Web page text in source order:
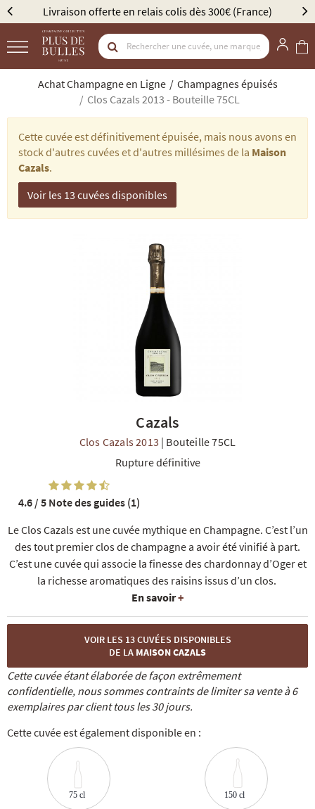
NOS COFFRETS DÉCOUVERTES NOS MEILLEURES VENTES
Élu Meilleur Caviste Champagne par Gault &
Achat Champagne en Ligne
Champagnes épuisés
Clos Cazals 2013 - Bouteille 75CL
Cette cuvée est définitivement épuisée, mais nous avons en
stock d'autres cuvées et d'autres millésimes de la Maison
Cazals.
Voir les 13 cuvées disponibles
Cazals
Clos Cazals 2013 | Bouteille 75CL
Rupture définitive
Le Clos Cazals est une cuvée mythique en Champagne. C’est l’un
des tout premier clos de champagne a avoir été vinifié à part.
C’est une cuvée qui associe la finesse des chardonnay d’Oger et
la richesse aromatiques des raisins issus d’un clos.
En savoir+
4.6 / 5Note des guides (1)
VOIR LES 13 CUVÉES DISPONIBLES
DE LA MAISON CAZALS
Cette cuvée étant élaborée de façon extrêmement
confidentielle, nous sommes contraints de limiter sa vente à 6
exemplaires par client tous les 30 jours.
Cette cuvée est également disponible en :
75 cl 150 cl